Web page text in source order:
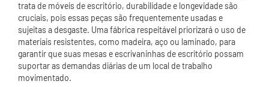
trata de móveis de escritório, durabilidade e longevidade são
cruciais, pois essas peças são frequentemente usadas e
sujeitas a desgaste. Uma fábrica respeitável priorizará o uso de
materiais resistentes, como madeira, aço ou laminado, para
garantir que suas mesas e escrivaninhas de escritório possam
suportar as demandas diárias de um local de trabalho
movimentado.